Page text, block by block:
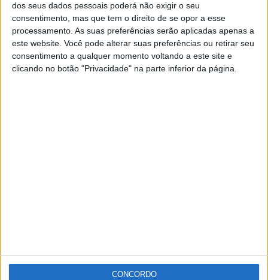
dos seus dados pessoais poderá não exigir o seu
consentimento, mas que tem o direito de se opor a esse
processamento. As suas preferências serão aplicadas apenas a
este website. Você pode alterar suas preferências ou retirar seu
consentimento a qualquer momento voltando a este site e
clicando no botão "Privacidade" na parte inferior da página.
CONCORDO
Protecção Civil do Alto Alentejo indicou ao nosso jornal
que o alerta para o acidente foi dado pelas 13h37, tendo
a mulher sido transportada para o Hospital de
Portalegre, enquanto que o condutor do outro veículo, de